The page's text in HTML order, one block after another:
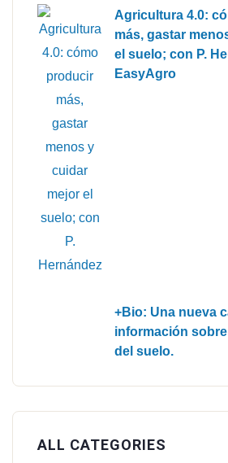
Agricultura 4.0:
más, gastar
el suelo; con P.
EasyAgro
+Bio: Una nueva
información
del suelo.
ALL CATEGORIES